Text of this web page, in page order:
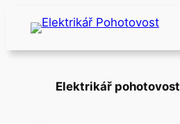
Přeskočit
obsah
Elektrikář pohotovost